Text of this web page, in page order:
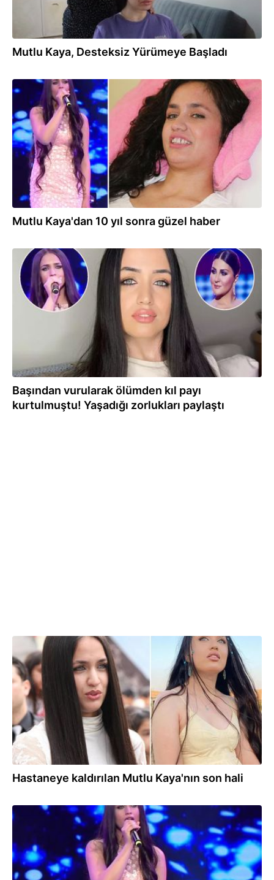
Mutlu Kaya, Desteksiz Yürümeye Başladı
12.09.2025
Mutlu Kaya'dan 10 yıl sonra güzel haber
06.05.2025
Başından vurularak ölümden kıl payı
kurtulmuştu! Yaşadığı zorlukları paylaştı
11.03.2025
Hastaneye kaldırılan Mutlu Kaya'nın son hali
08.03.2025